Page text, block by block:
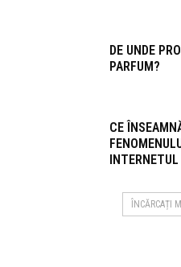
DE UNDE
PARFUM?
CE
INTERNETUL
ÎNCĂRCAȚI